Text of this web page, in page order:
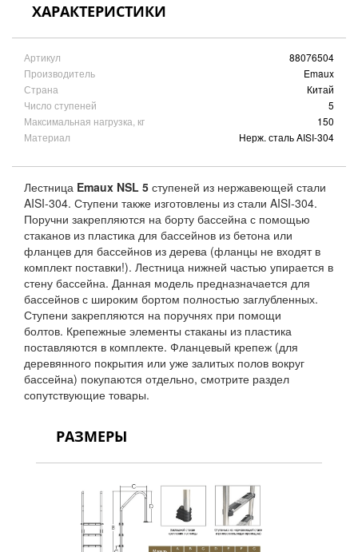
ХАРАКТЕРИСТИКИ
Артикул
88076504
Производитель
Emaux
Страна
Китай
Число ступеней
5
Максимальная нагрузка, кг
150
Материал
Нерж. сталь AISI-304
Лестница Emaux NSL 5 ступеней из нержавеющей стали
AISI-304. Ступени также изготовлены из стали AISI-304.
Поручни закрепляются на борту бассейна с помощью
стаканов из пластика для бассейнов из бетона или
фланцев для бассейнов из дерева (фланцы не входят в
комплект поставки!). Лестница нижней частью упирается в
стену бассейна. Данная модель предназначается для
бассейнов с широким бортом полностью заглубленных.
Ступени закрепляются на поручнях при помощи
болтов. Крепежные элементы стаканы из пластика
поставляются в комплекте. Фланцевый крепеж (для
деревянного покрытия или уже залитых полов вокруг
бассейна) покупаются отдельно, смотрите раздел
сопутствующие товары.
РАЗМЕРЫ